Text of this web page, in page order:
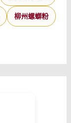
柳州螺螄粉